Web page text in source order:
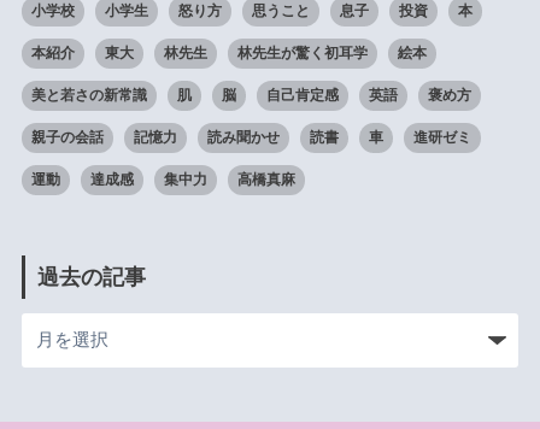
小学校 小学生 怒り方 思うこと 息子 投資 本
本紹介 東大 林先生 林先生が驚く初耳学 絵本
美と若さの新常識 肌 脳 自己肯定感 英語 褒め方
親子の会話 記憶力 読み聞かせ 読書 車 進研ゼミ
運動 達成感 集中力 高橋真麻
過去の記事